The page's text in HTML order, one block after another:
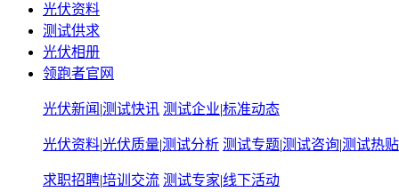
光伏资料
测试供求
光伏相册
领跑者官网
光伏新闻 |测试快讯 测试企业|标准动态
光伏资料|光伏质量|测试分析 测试专题|测试咨询|测试热贴
求职招聘|培训交流 测试专家|线下活动